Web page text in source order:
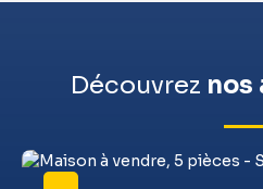
Découvrez nos